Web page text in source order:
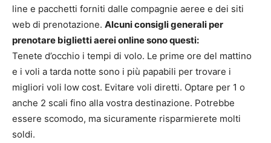
line e pacchetti forniti dalle compagnie aeree e dei siti
web di prenotazione. Alcuni consigli generali per
prenotare biglietti aerei online sono questi:
Tenete d’occhio i tempi di volo. Le prime ore del mattino
e i voli a tarda notte sono i più papabili per trovare i
migliori voli low cost. Evitare voli diretti. Optare per 1 o
anche 2 scali fino alla vostra destinazione. Potrebbe
essere scomodo, ma sicuramente risparmierete molti
soldi.